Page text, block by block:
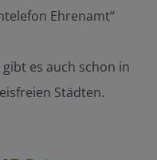
Ehrenamt“
es auch schon in
Städten.